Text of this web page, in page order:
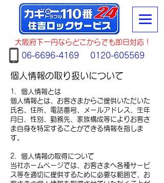
大阪府下一円ならどこからでも即日対応！
0120-605569
06-6696-4169
個人情報の取り扱いについて
1．個人情報とは
個人情報とは、お客さまからご提供いただいた
氏名、住所、電話番号、メールアドレス、生年
月日、性別、勤務先、家族構成等によりお客さ
ま自身を特定することができる情報を指しま
す。
2．個人情報の取得について
当社ホームページでは、お客さまへ各種サービ
ス等を適切に提供するために必要な範囲で、お